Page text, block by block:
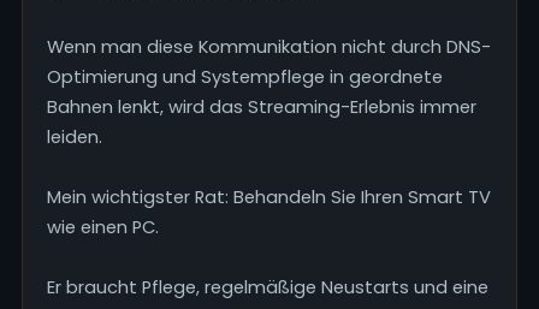
Wenn man diese Kommunikation nicht durch DNS-
Optimierung und Systempflege in geordnete
Bahnen lenkt, wird das Streaming-Erlebnis immer
leiden.
Mein wichtigster Rat: Behandeln Sie Ihren Smart TV
wie einen PC.
Er braucht Pflege, regelmäßige Neustarts und eine